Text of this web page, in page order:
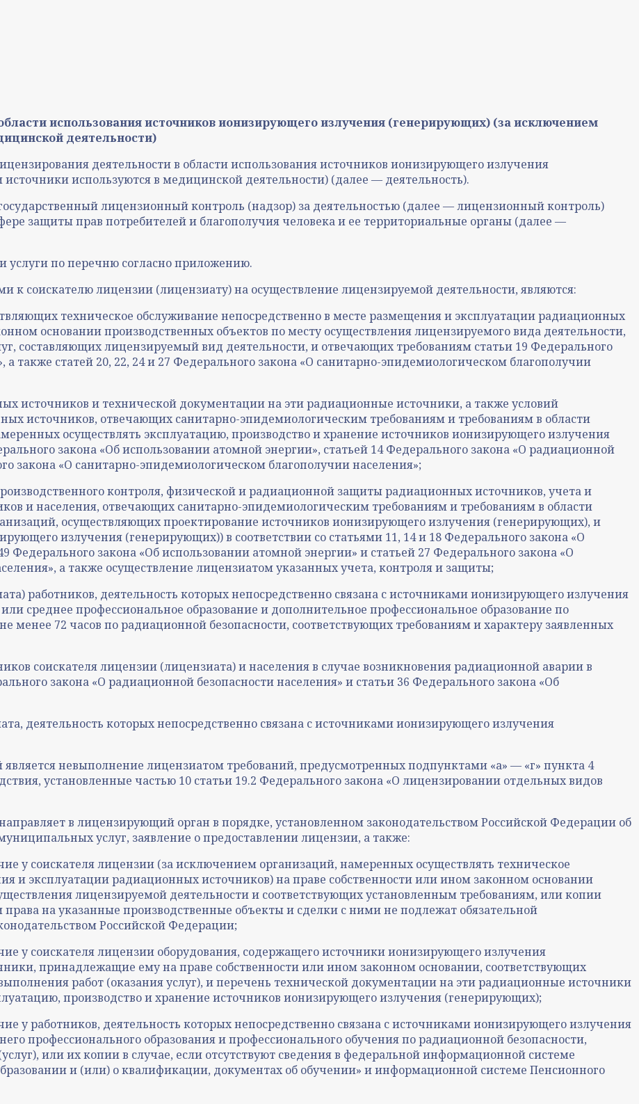
использования источников ионизирующего излучения (генерирующих) (за исключением
деятельности)
деятельности в области использования источников ионизирующего излучения
используются в медицинской деятельности) (далее — деятельность).
лицензионный контроль (надзор) за деятельностью (далее — лицензионный контроль)
защиты прав потребителей и благополучия человека и ее территориальные органы (далее —
услуги по перечню согласно приложению.
соискателю лицензии (лицензиату) на осуществление лицензируемой деятельности, являются:
техническое обслуживание непосредственно в месте размещения и эксплуатации радиационных
основании производственных объектов по месту осуществления лицензируемого вида деятельности,
составляющих лицензируемый вид деятельности, и отвечающих требованиям статьи 19 Федерального
также статей 20, 22, 24 и 27 Федерального закона «О санитарно-эпидемиологическом благополучии
источников и технической документации на эти радиационные источники, а также условий
источников, отвечающих санитарно-эпидемиологическим требованиям и требованиям в области
осуществлять эксплуатацию, производство и хранение источников ионизирующего излучения
закона «Об использовании атомной энергии», статьей 14 Федерального закона «О радиационной
закона «О санитарно-эпидемиологическом благополучии населения»;
контроля, физической и радиационной защиты радиационных источников, учета и
и населения, отвечающих санитарно-эпидемиологическим требованиям и требованиям в области
осуществляющих проектирование источников ионизирующего излучения (генерирующих), и
излучения (генерирующих)) в соответствии со статьями 11, 14 и 18 Федерального закона «О
Федерального закона «Об использовании атомной энергии» и статьей 27 Федерального закона «О
а также осуществление лицензиатом указанных учета, контроля и защиты;
работников, деятельность которых непосредственно связана с источниками ионизирующего излучения
среднее профессиональное образование и дополнительное профессиональное образование по
72 часов по радиационной безопасности, соответствующих требованиям и характеру заявленных
соискателя лицензии (лицензиата) и населения в случае возникновения радиационной аварии в
закона «О радиационной безопасности населения» и статьи 36 Федерального закона «Об
деятельность которых непосредственно связана с источниками ионизирующего излучения
невыполнение лицензиатом требований, предусмотренных подпунктами «а» — «г» пункта 4
установленные частью 10 статьи 19.2 Федерального закона «О лицензировании отдельных видов
в лицензирующий орган в порядке, установленном законодательством Российской Федерации об
услуг, заявление о предоставлении лицензии, а также:
у соискателя лицензии (за исключением организаций, намеренных осуществлять техническое
и эксплуатации радиационных источников) на праве собственности или ином законном основании
лицензируемой деятельности и соответствующих установленным требованиям, или копии
на указанные производственные объекты и сделки с ними не подлежат обязательной
Российской Федерации;
у соискателя лицензии оборудования, содержащего источники ионизирующего излучения
принадлежащие ему на праве собственности или ином законном основании, соответствующих
работ (оказания услуг), и перечень технической документации на эти радиационные источники
производство и хранение источников ионизирующего излучения (генерирующих);
у работников, деятельность которых непосредственно связана с источниками ионизирующего излучения
профессионального образования и профессионального обучения по радиационной безопасности,
или их копии в случае, если отсутствуют сведения в федеральной информационной системе
и (или) о квалификации, документах об обучении» и информационной системе Пенсионного